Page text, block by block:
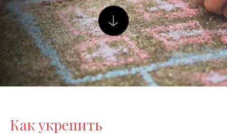
Как укрепить